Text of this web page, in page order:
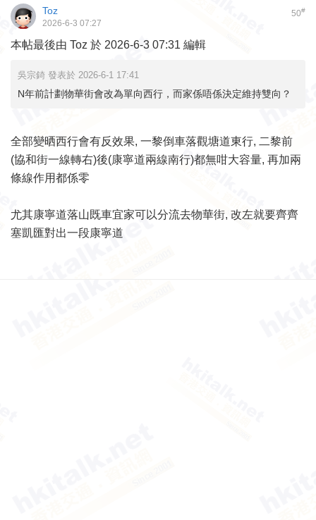
50#
Toz
2026-6-3 07:27
本帖最後由 Toz 於 2026-6-3 07:31 編輯
吳宗錡 發表於 2026-6-1 17:41
N年前計劃物華街會改為單向西行，而家係唔係決定維持雙向？
全部變晒西行會有反效果, 一黎倒車落觀塘道東行, 二黎前
(協和街一線轉右)後(康寧道兩線南行)都無咁大容量, 再加兩
條線作用都係零
尤其康寧道落山既車宜家可以分流去物華街, 改左就要齊齊
塞凱匯對出一段康寧道